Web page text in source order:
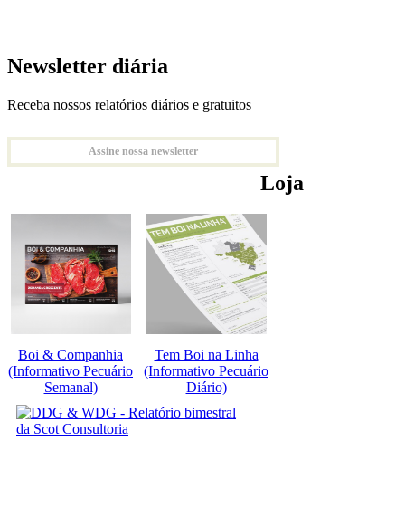
Newsletter diária
Receba nossos relatórios diários e gratuitos
Assine nossa newsletter
Loja
Boi & Companhia
(Informativo Pecuário
Semanal)
Tem Boi na Linha
(Informativo Pecuário
Diário)